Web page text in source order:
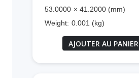
53.0000 × 41.2000 (mm)
Weight: 0.001 (kg)
AJOUTER AU PANIER